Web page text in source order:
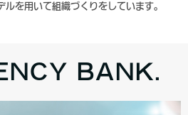
を用いて組織づくりをしています。
BANK.